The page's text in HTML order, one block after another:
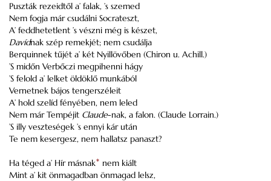
Puszták rezeidtől a’ falak, ’s szemed
Nem fogja már csudálni Socrateszt,
A’ feddhetetlent ’s vészni még is készet,
Davídnak szép remekjét; nem csudálja
Berquinnek tűjét a’ két Nyillövőben (Chiron u. Achill.)
’S midőn Verbőczi megpihenni hágy
’S felold a’ lelket öldöklő munkából
Vernetnek bájos tengerszéleit
A’ hold szelíd fényében, nem leled
Nem már Tempéjit Claude-nak, a falon. (Claude Lorrain.)
’S illy veszteségek ’s ennyi kár után
Te nem kesergesz, nem hallatsz panaszt?
Ha téged a’ Hír másnak* nem kiált
Mint a’ kit önmagadban önmagad lelsz,